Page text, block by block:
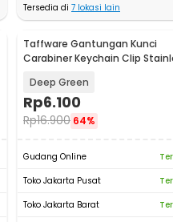
Tersedia di 7 lokasi lain
Taffware Gantungan Kunci
Carabiner Keychain Clip
Deep Green
Rp6.100
Rp16.900 64%
Gudang Online
Toko Jakarta Pusat
Toko Jakarta Barat